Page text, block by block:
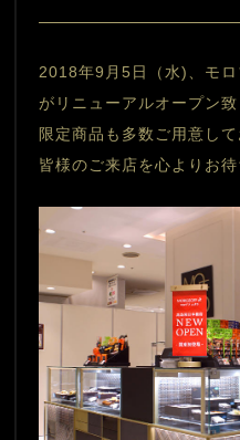
2018年9月5日（水)、モ
がリニューアルオープン致
限定商品も多数ご用意して
皆様のご来店を心よりお待